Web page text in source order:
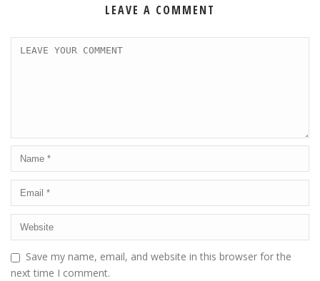
LEAVE A COMMENT
Save my name, email, and website in this browser for the
next time I comment.